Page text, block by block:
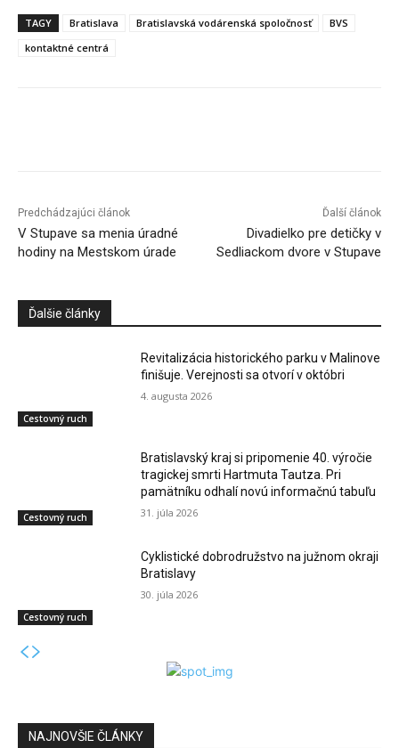
TAGY Bratislava Bratislavská vodárenská spoločnosť
BVS
kontaktné centrá
Predchádzajúci článok
V Stupave sa menia úradné
hodiny na Mestskom úrade
Ďalší článok
Divadielko pre detičky v
Sedliackom dvore v Stupave
Ďalšie články
Cestovný ruch
Revitalizácia historického parku v Malinove
finišuje. Verejnosti sa otvorí v októbri
4. augusta 2026
Cestovný ruch
Bratislavský kraj si pripomenie 40. výročie
tragickej smrti Hartmuta Tautza. Pri
pamätníku odhalí novú informačnú tabuľu
31. júla 2026
Cestovný ruch
Cyklistické dobrodružstvo na južnom okraji
Bratislavy
30. júla 2026
NAJNOVŠIE ČLÁNKY